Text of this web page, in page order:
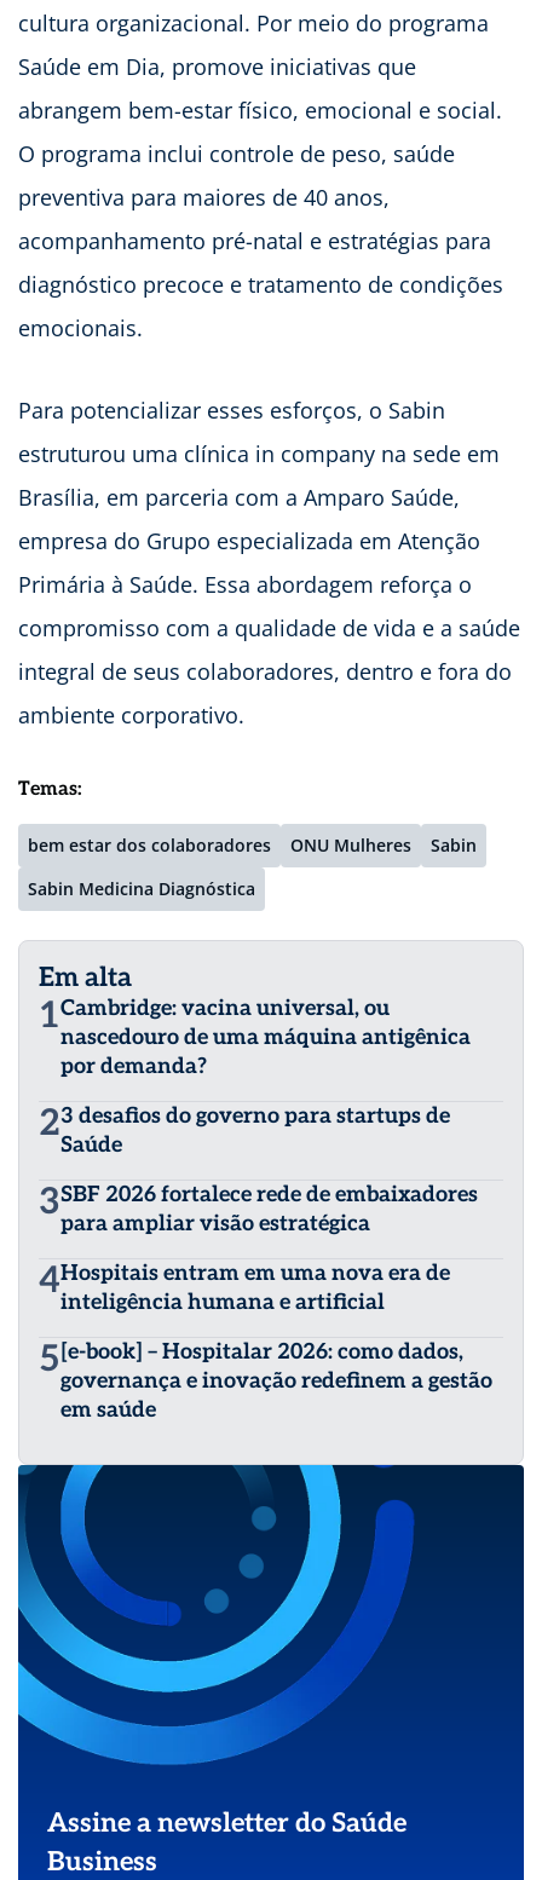
cultura organizacional. Por meio do programa
Saúde em Dia, promove iniciativas que
abrangem bem-estar físico, emocional e social.
O programa inclui controle de peso, saúde
preventiva para maiores de 40 anos,
acompanhamento pré-natal e estratégias para
diagnóstico precoce e tratamento de condições
emocionais.
Para potencializar esses esforços, o Sabin
estruturou uma clínica in company na sede em
Brasília, em parceria com a Amparo Saúde,
empresa do Grupo especializada em Atenção
Primária à Saúde. Essa abordagem reforça o
compromisso com a qualidade de vida e a saúde
integral de seus colaboradores, dentro e fora do
ambiente corporativo.
Temas:
bem estar dos colaboradores ONU Mulheres
Sabin
Sabin Medicina Diagnóstica
Em alta
1Cambridge: vacina universal, ou
nascedouro de uma máquina antigênica
por demanda?
23 desafios do governo para startups de
Saúde
3SBF 2026 fortalece rede de embaixadores
para ampliar visão estratégica
4Hospitais entram em uma nova era de
inteligência humana e artificial
5 [e-book] – Hospitalar 2026: como dados,
governança e inovação redefinem a gestão
em saúde
Assine a newsletter do Saúde
Business